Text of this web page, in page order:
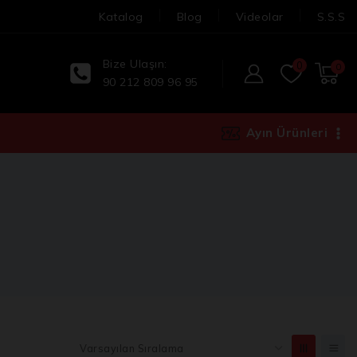
Katalog Blog Videolar S.S.S
Bize Ulaşın:
90 212 809 96 95
0 0
Ayın Ürünleri